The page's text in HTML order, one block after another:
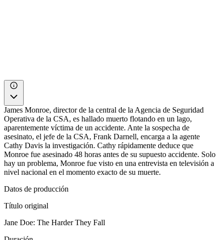
James Monroe, director de la central de la Agencia de Seguridad
Operativa de la CSA, es hallado muerto flotando en un lago,
aparentemente víctima de un accidente. Ante la sospecha de
asesinato, el jefe de la CSA, Frank Darnell, encarga a la agente
Cathy Davis la investigación. Cathy rápidamente deduce que
Monroe fue asesinado 48 horas antes de su supuesto accidente. Solo
hay un problema, Monroe fue visto en una entrevista en televisión a
nivel nacional en el momento exacto de su muerte.
Datos de producción
Título original
Jane Doe: The Harder They Fall